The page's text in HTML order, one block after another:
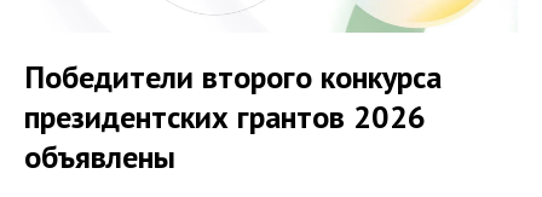
Победители второго конкурса
президентских грантов 2026
объявлены